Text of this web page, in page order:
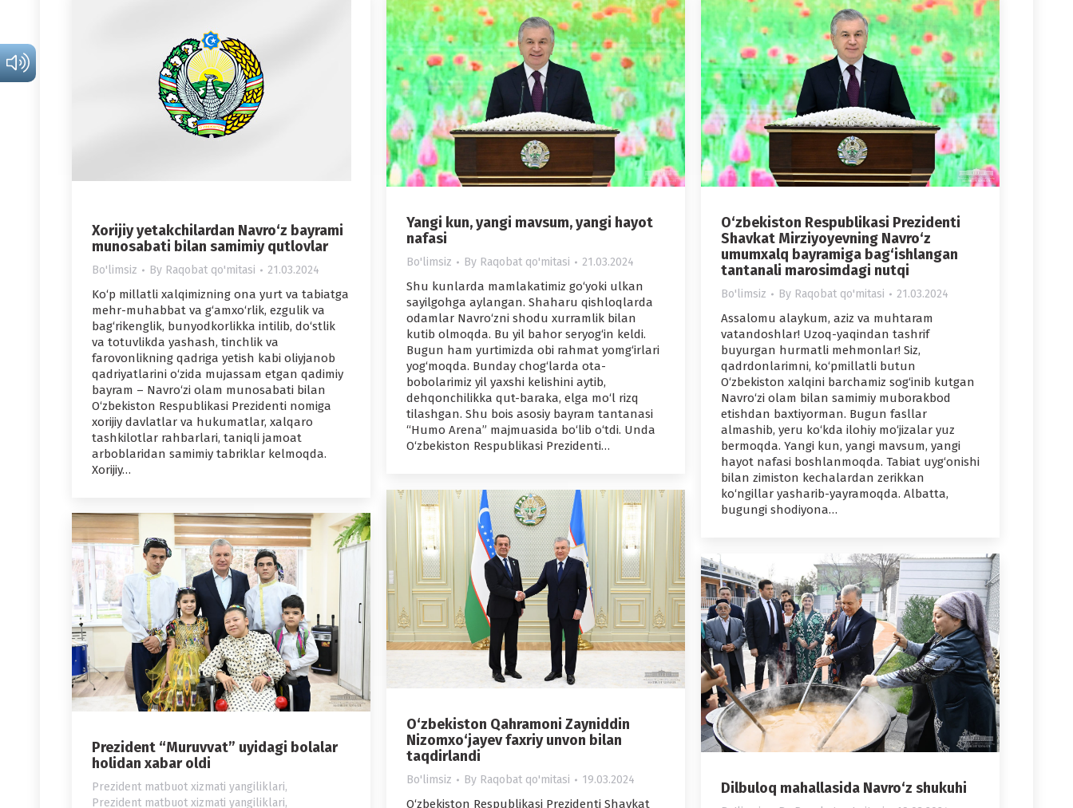
Xorijiy yetakchilardan Navro‘z bayrami
munosabati bilan samimiy qutlovlar
Bo'limsiz By Raqobat qo'mitasi 21.03.2024
Ko‘p millatli xalqimizning ona yurt va tabiatga
mehr-muhabbat va g‘amxo‘rlik, ezgulik va
bag‘rikenglik, bunyodkorlikka intilib, do‘stlik
va totuvlikda yashash, tinchlik va
farovonlikning qadriga yetish kabi oliyjanob
qadriyatlarini o‘zida mujassam etgan qadimiy
bayram – Navro‘zi olam munosabati bilan
O‘zbekiston Respublikasi Prezidenti nomiga
xorijiy davlatlar va hukumatlar, xalqaro
tashkilotlar rahbarlari, taniqli jamoat
arboblaridan samimiy tabriklar kelmoqda.
Xorijiy…
Yangi kun, yangi mavsum, yangi hayot
nafasi
Bo'limsiz By Raqobat qo'mitasi 21.03.2024
Shu kunlarda mamlakatimiz go‘yoki ulkan
sayilgohga aylangan. Shaharu qishloqlarda
odamlar Navro‘zni shodu xurramlik bilan
kutib olmoqda. Bu yil bahor seryog‘in keldi.
Bugun ham yurtimizda obi rahmat yomg‘irlari
yog‘moqda. Bunday chog‘larda ota-
bobolarimiz yil yaxshi kelishini aytib,
dehqonchilikka qut-baraka, elga mo‘l rizq
tilashgan. Shu bois asosiy bayram tantanasi
“Humo Arena” majmuasida bo‘lib o‘tdi. Unda
O‘zbekiston Respublikasi Prezidenti…
O‘zbekiston Respublikasi Prezidenti
Shavkat Mirziyoyevning Navro‘z
umumxalq bayramiga bag‘ishlangan
tantanali marosimdagi nutqi
Bo'limsiz By Raqobat qo'mitasi 21.03.2024
Assalomu alaykum, aziz va muhtaram
vatandoshlar! Uzoq-yaqindan tashrif
buyurgan hurmatli mehmonlar! Siz,
qadrdonlarimni, ko‘pmillatli butun
O‘zbekiston xalqini barchamiz sog‘inib kutgan
Navro‘zi olam bilan samimiy muborakbod
etishdan baxtiyorman. Bugun fasllar
almashib, yeru ko‘kda ilohiy mo‘jizalar yuz
bermoqda. Yangi kun, yangi mavsum, yangi
hayot nafasi boshlanmoqda. Tabiat uyg‘onishi
bilan zimiston kechalardan zerikkan
ko‘ngillar yasharib-yayramoqda. Albatta,
bugungi shodiyona…
O‘zbekiston Qahramoni Zayniddin
Nizomxo‘jayev faxriy unvon bilan
taqdirlandi
Bo'limsiz By Raqobat qo'mitasi 19.03.2024
O‘zbekiston Respublikasi Prezidenti Shavkat
Prezident “Muruvvat” uyidagi bolalar
holidan xabar oldi
Prezident matbuot xizmati yangiliklari,
Prezident matbuot xizmati yangiliklari,
Dilbuloq mahallasida Navro‘z shukuhi